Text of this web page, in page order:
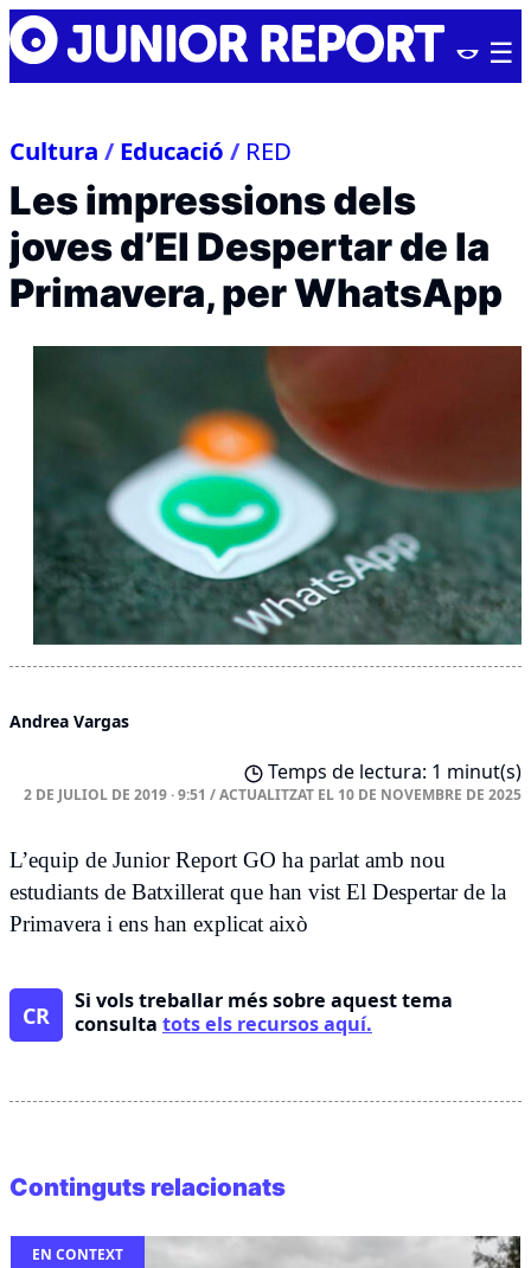
Skip
to
content
Junior
Report
Cultura /Educació / RED
Les impressions dels
joves d’El Despertar de la
Primavera, per WhatsApp
Andrea Vargas
Temps de lectura: 1 minut(s)
2 DE JULIOL DE 2019 · 9:51 /ACTUALITZAT EL 10 DE NOVEMBRE DE 2025
L’equip de Junior Report GO ha parlat amb nou
estudiants de Batxillerat que han vist El Despertar de la
Primavera i ens han explicat això
CR
Si vols treballar més sobre aquest tema
consulta tots els recursos aquí.
Continguts relacionats
EN CONTEXT